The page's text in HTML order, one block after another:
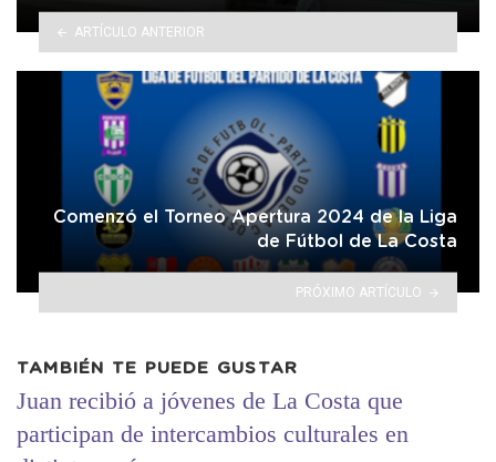
ARTÍCULO ANTERIOR
Comenzó el Torneo Apertura 2024 de la Liga
de Fútbol de La Costa
PRÓXIMO ARTÍCULO
TAMBIÉN TE PUEDE GUSTAR
Juan recibió a jóvenes de La Costa que
participan de intercambios culturales en